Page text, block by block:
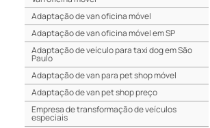
Adaptação de van oficina móvel
Adaptação de van oficina móvel em SP
Adaptação de veículo para taxi dog em São
Paulo
Adaptação de van para pet shop móvel
Adaptação de van pet shop preço
Empresa de transformação de veículos
especiais